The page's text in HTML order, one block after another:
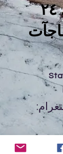
سنعود بعد ٢٤